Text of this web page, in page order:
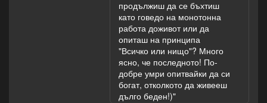
продължиш да се бъхтиш
като говедо на монотонна
работа доживот или да
опиташ на принципа
"Всичко или нищо"? Много
ясно, че последното! По-
добре умри опитвайки да си
богат, отколкото да живееш
дълго беден!)"